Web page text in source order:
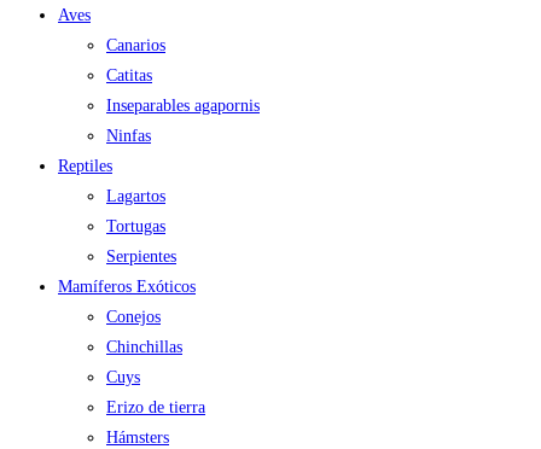
Aves
Canarios
Catitas
Inseparables agapornis
Ninfas
Reptiles
Lagartos
Tortugas
Serpientes
Mamíferos Exóticos
Conejos
Chinchillas
Cuys
Erizo de tierra
Hámsters